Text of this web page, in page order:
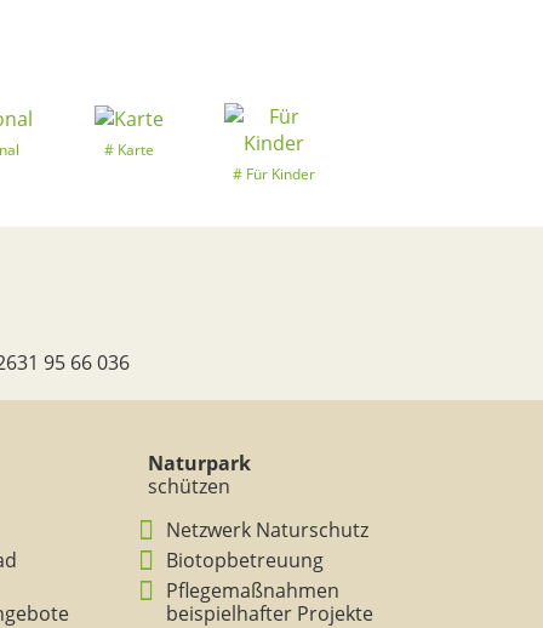
Karte
Für Kinder
95 66 036
Naturpark
schützen
Netzwerk Naturschutz
Biotopbetreuung
Pflegemaßnahmen
beispielhafter Projekte